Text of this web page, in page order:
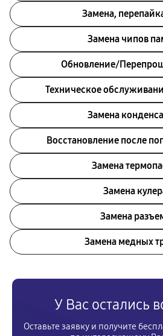
Замена,
Замена чипов
Обновление/
Техническое
Замена
Восстановление после
Замена
Замена
Замена
Замена медных
У Вас остались
Оставьте заявку и получите